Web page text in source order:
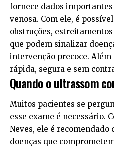
fornece dados
venosa. Com ele, é
obstruções,
que podem sinalizar
intervenção precoce. Além
rápida, segura e sem
Quando o ultrassom
Muitos pacientes se
esse exame é necessário.
Neves, ele é recomendado
doenças que